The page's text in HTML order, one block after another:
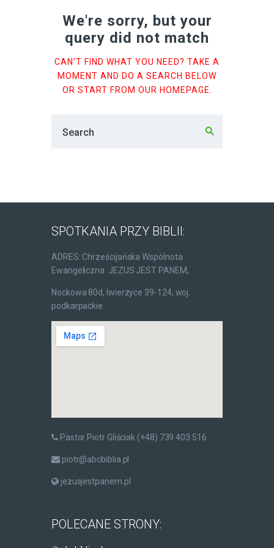
We're sorry, but your
query did not match
CAN'T FIND WHAT YOU NEED? TAKE A
MOMENT AND DO A SEARCH BELOW
OR START FROM OUR HOMEPAGE
SPOTKANIA PRZY BIBLII:
ADRES: Chrześcijańska Wspólnota
Ewangeliczna JEZUS JEST PANEM,
Nockowa 80d, Iwierzyce 39-124, woj.
podkarpackie
Pastor Piotr Gliściak (+48) 739 403 516
piotr@abcbiblia.pl
jezusjestpanem.pl
POLECANE STRONY: